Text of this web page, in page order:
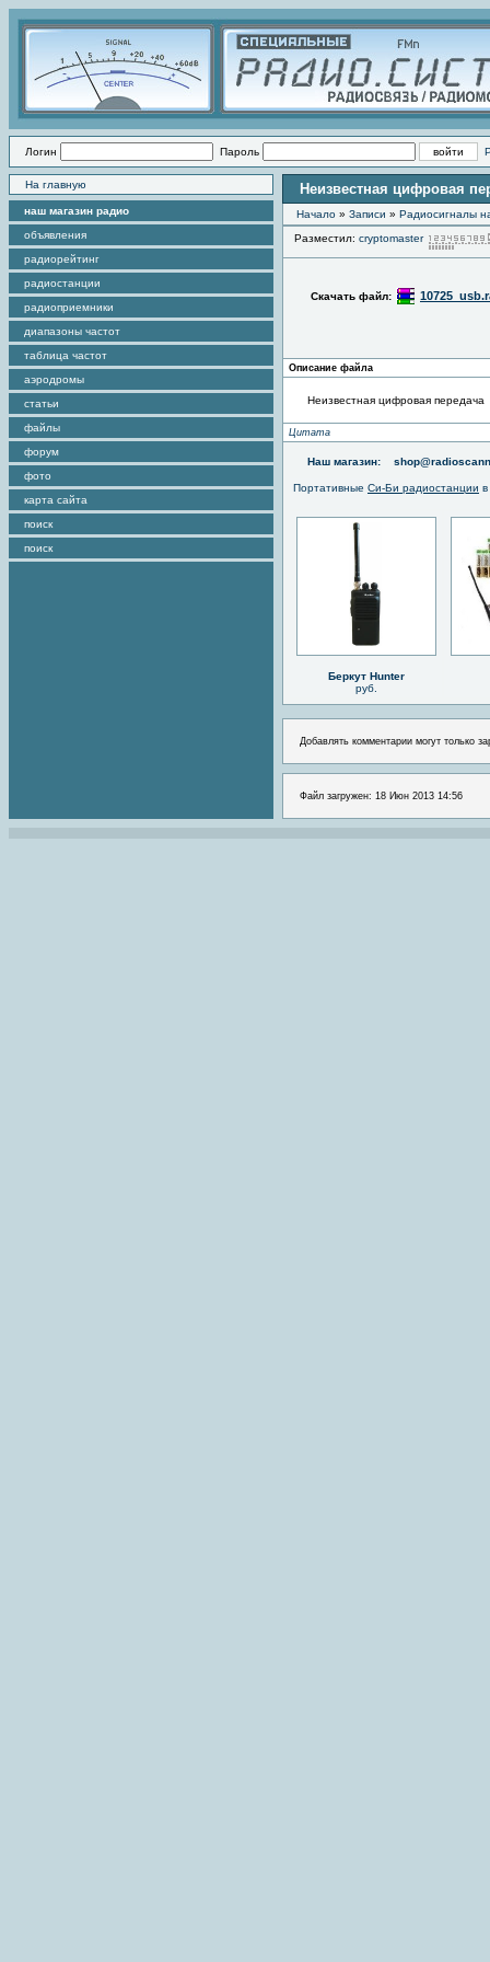
Логин Пароль
На главную
наш магазин радио
объявления
радиорейтинг
радиостанции
радиоприемники
диапазоны частот
таблица частот
аэродромы
статьи
файлы
форум
фото
карта сайта
поиск
поиск
Неизвестная цифровая
Начало » Записи » Радиоcигналы
Разместил: cryptomaster
Скачать файл:
Описание файла
Неизвестная цифровая передача
Цитата
Наш магазин:
Портативные Си-Би радиостанции
Беркут Hunter
руб.
Добавлять комментарии могут только
Файл загружен: 18 Июн 2013 14:56